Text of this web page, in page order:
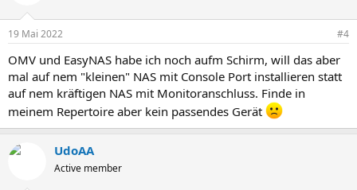
19 Mai 2022 #4
OMV und EasyNAS habe ich noch aufm Schirm, will das aber
mal auf nem "kleinen" NAS mit Console Port installieren statt
auf nem kräftigen NAS mit Monitoranschluss. Finde in
meinem Repertoire aber kein passendes Gerät
UdoAA
Active member